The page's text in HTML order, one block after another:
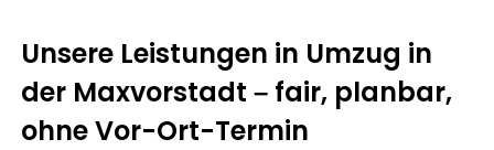
Unsere Leistungen in Umzug in
der Maxvorstadt – fair, planbar,
ohne Vor-Ort-Termin